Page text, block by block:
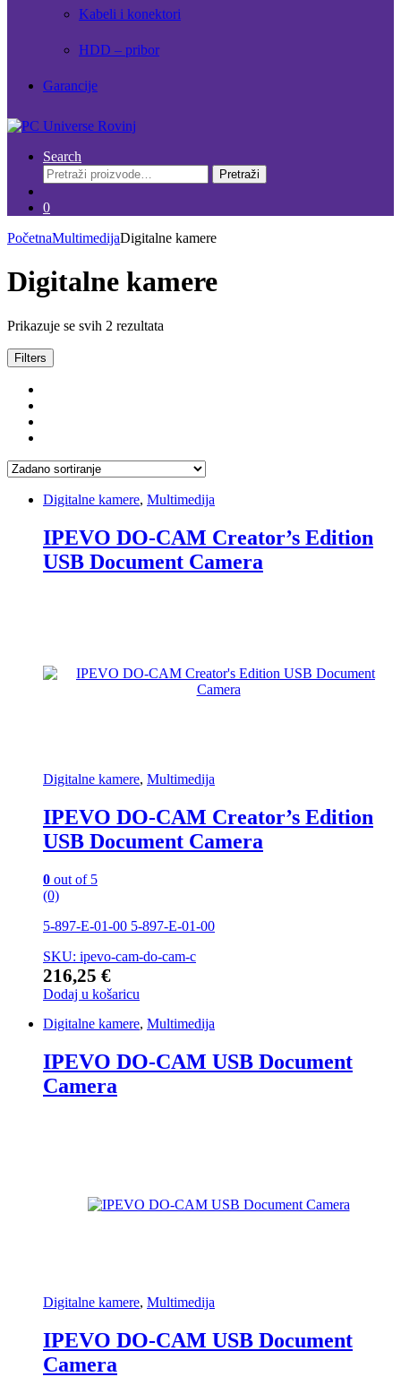
Kabeli i konektori
HDD – pribor
Garancije
Search
Pretraži:
Pretraži
0
PočetnaMultimedijaDigitalne kamere
Digitalne kamere
Prikazuje se svih 2 rezultata
Filters
Digitalne kamere, Multimedija
IPEVO DO-CAM Creator’s Edition
USB Document Camera
Digitalne kamere, Multimedija
IPEVO DO-CAM Creator’s Edition
USB Document Camera
0 out of 5
(0)
5-897-E-01-00 5-897-E-01-00
SKU: ipevo-cam-do-cam-c
216,25 €
Dodaj u košaricu
Digitalne kamere, Multimedija
IPEVO DO-CAM USB Document
Camera
Digitalne kamere, Multimedija
IPEVO DO-CAM USB Document
Camera